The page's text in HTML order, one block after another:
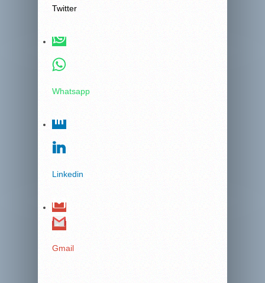
Twitter
Whatsapp
Linkedin
Gmail